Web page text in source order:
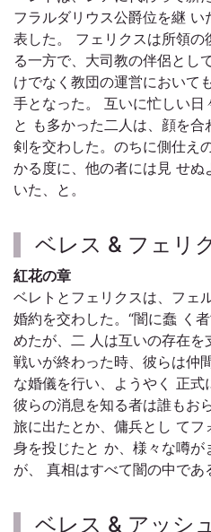
フラルダリウス公爵位を継
表した。 フェリクスは所領
る一方で、大司教の伴侶とし
けでなく教団の運営において
手となった。 互いに忙しい日
と も多かった二人は、顔を
剣を交わした。のちに側仕え
かる度に、他の者には見 せぬ
いた、と。
ベレス & フェリ
紅花の章
ベレトとフェリクスは、フェ
婚約を交わした。“闇に蠢 く
めたが、二 人は互いの存在
戦いが終わった時、彼らは仲
な婚儀を行い、ようやく 正
彼らの消息を知る者は誰もお
旅に出たとか、傭兵とし て
身を投じたと か、様々な噂が
が、 真相はすべて闇の中であ
ベレス & アッシ